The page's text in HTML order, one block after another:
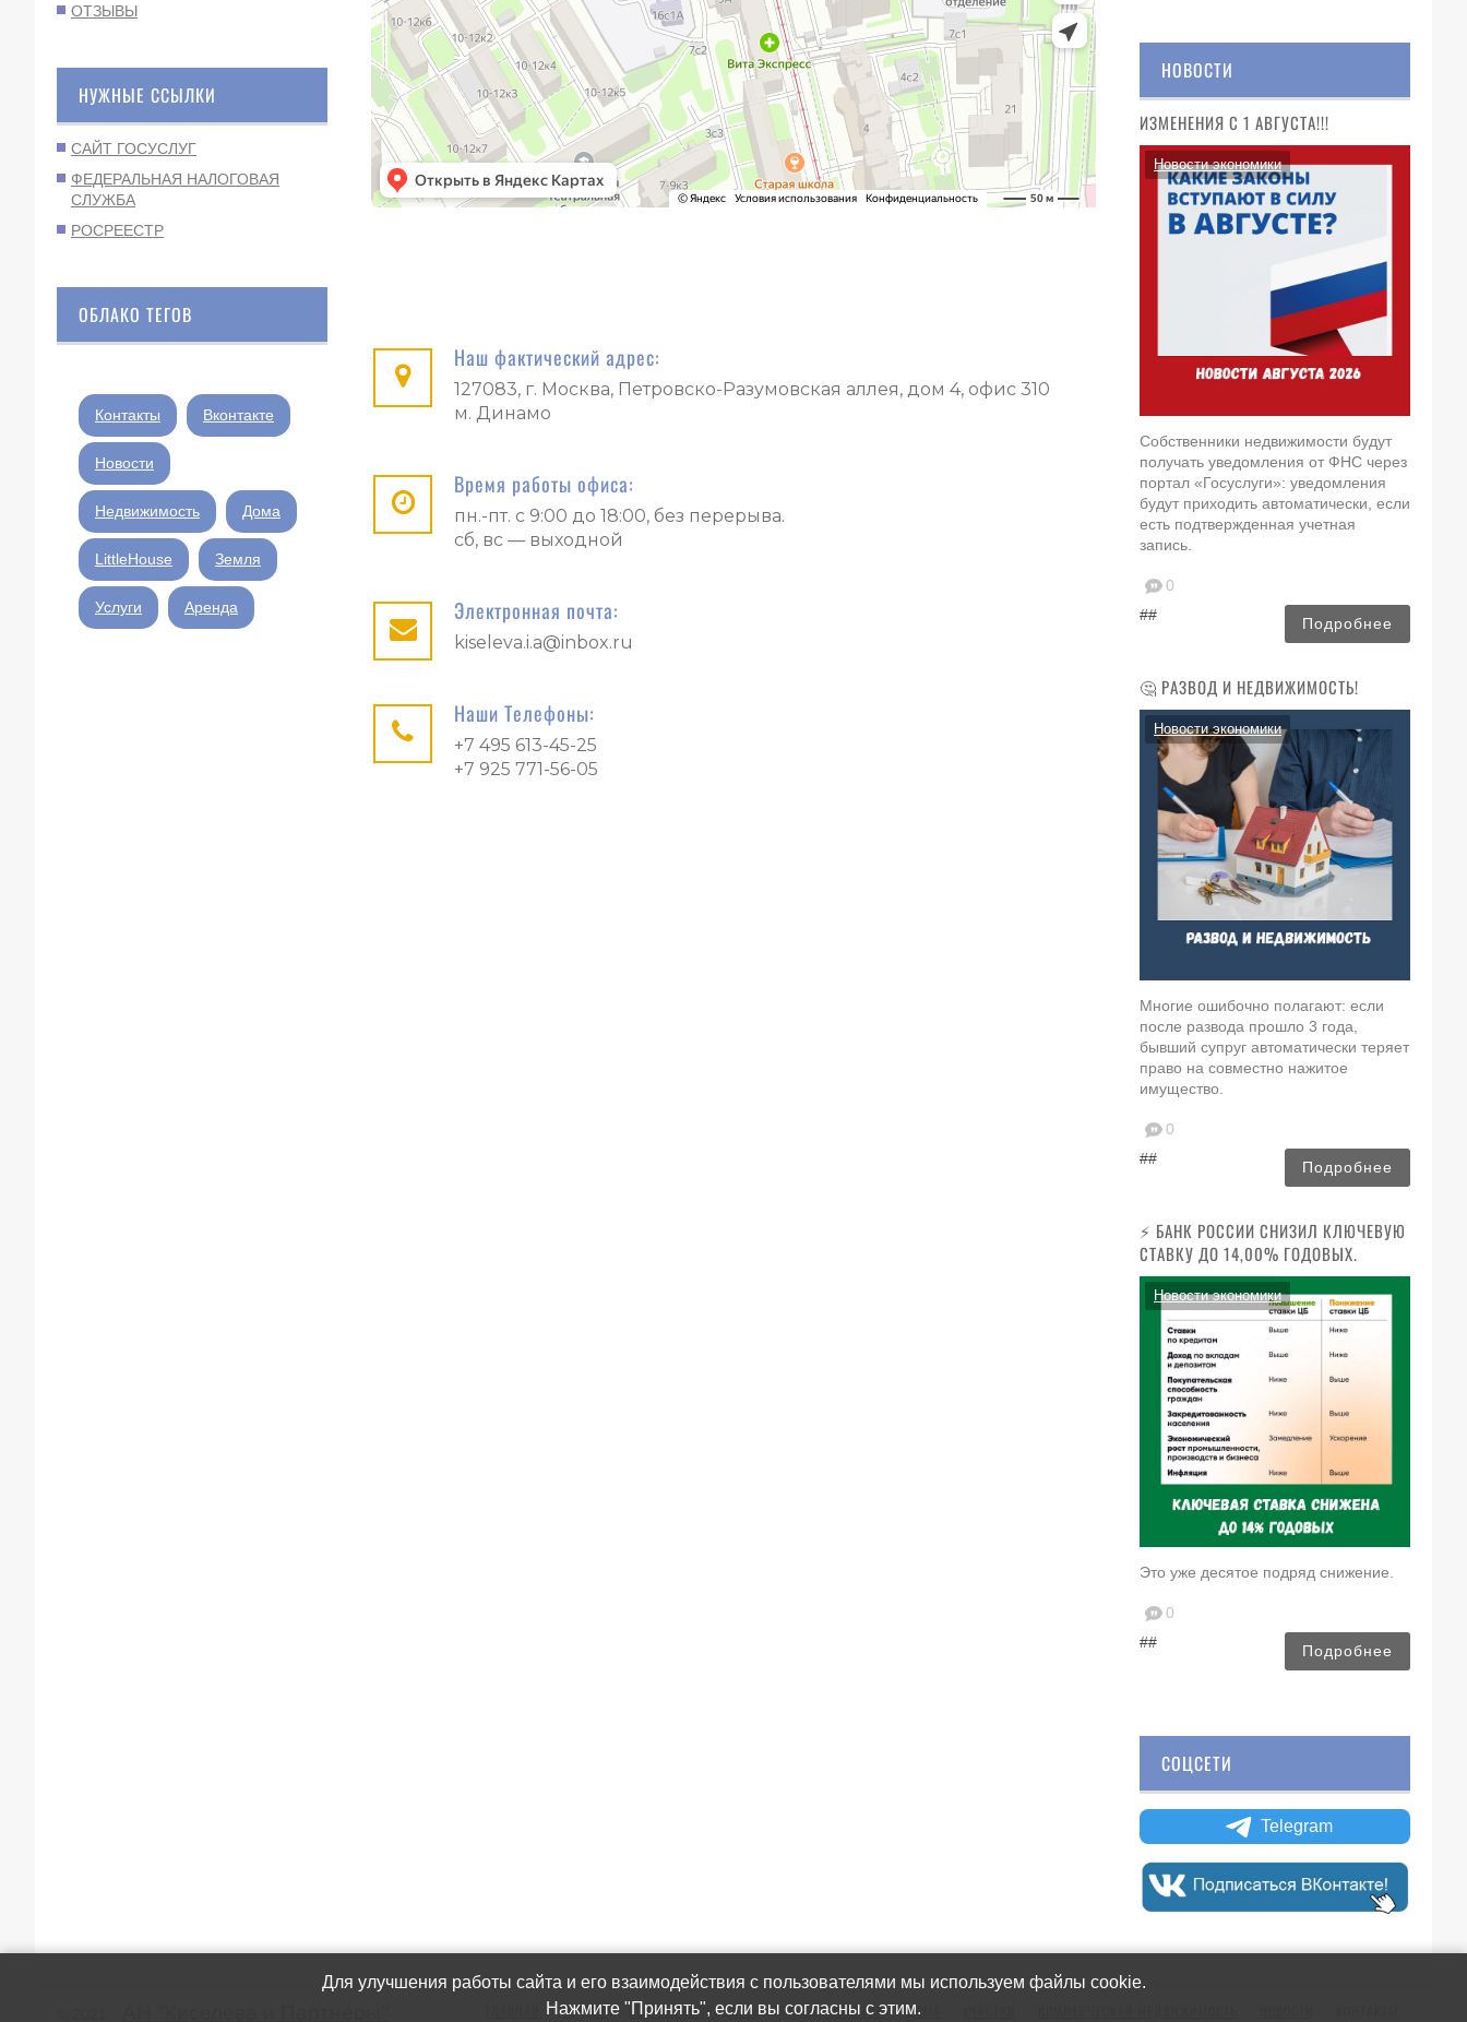
Для улучшения работы сайта и его взаимодействия с пользователями мы используем файлы cookie.
Нажмите "Принять", если вы согласны с этим.
ОТЗЫВЫ
НУЖНЫЕ ССЫЛКИ
САЙТ ГОСУСЛУГ
ФЕДЕРАЛЬНАЯ НАЛОГОВАЯ
СЛУЖБА
РОСРЕЕСТР
ОБЛАКО ТЕГОВ
Контакты Вконтакте
Новости
Недвижимость Дома
LittleHouse Земля
Услуги Аренда
Наш фактический адрес:
127083, г. Москва, Петровско-Разумовская аллея, дом 4, офис 310
м. Динамо
Время работы офиса:
пн.-пт. с 9:00 до 18:00, без перерыва.
сб, вс — выходной
Электронная почта:
kiseleva.i.a@inbox.ru
Наши Телефоны:
+7 495 613-45-25
+7 925 771-56-05
НОВОСТИ
ИЗМЕНЕНИЯ С 1 АВГУСТА!!!
Новости экономики
Собственники недвижимости будут
получать уведомления от ФНС через
портал «Госуслуги»: уведомления
будут приходить автоматически, если
есть подтвержденная учетная
запись.
0
##
Подробнее
🤔 РАЗВОД И НЕДВИЖИМОСТЬ!
Новости экономики
Многие ошибочно полагают: если
после развода прошло 3 года,
бывший супруг автоматически теряет
право на совместно нажитое
имущество.
0
##
Подробнее
⚡️ БАНК РОССИИ СНИЗИЛ КЛЮЧЕВУЮ
СТАВКУ ДО 14,00% ГОДОВЫХ.
Новости экономики
Это уже десятое подряд снижение.
0
##
Подробнее
СОЦСЕТИ
Telegram
УСЛУГИ КВАРТИРЫ ПРОДАЖА АРЕНДА КВАРТИР ДОМА